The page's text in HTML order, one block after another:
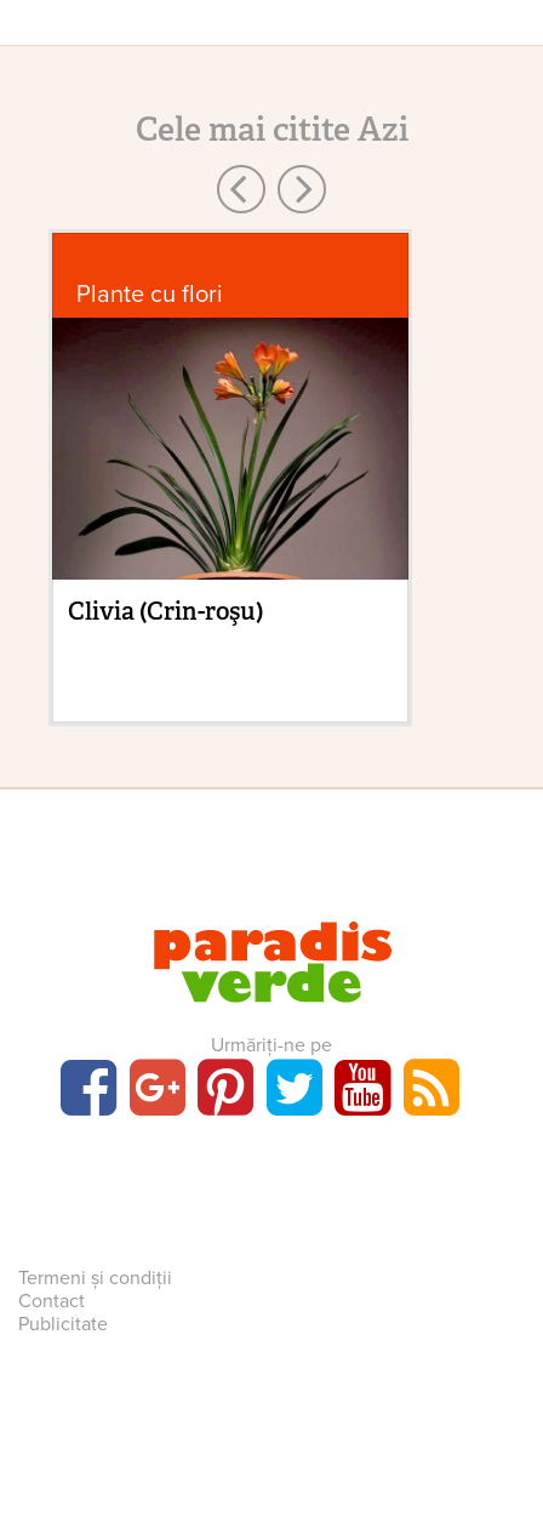
Cele mai citite Azi
Plante cu flori
Clivia (Crin-roşu)
Urmăriți-ne pe
Termeni și condiții
Contact
Publicitate